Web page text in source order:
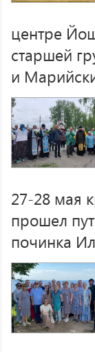
центре
старшей
и
27-28 мая
прошел
починка